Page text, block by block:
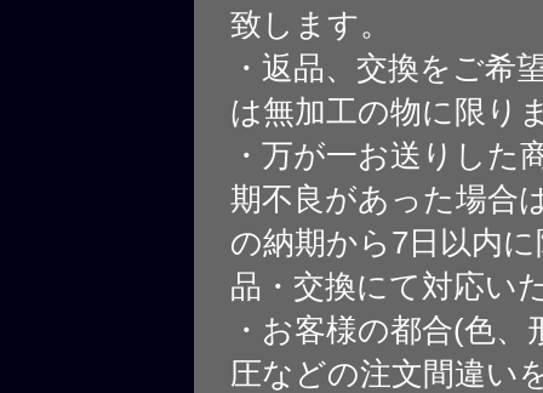
致します。
・返品、交換をご希
は無加工の物に限り
・万が一お送りした
期不良があった場合
の納期から7日以内
品・交換にて対応い
・お客様の都合(色、
圧などの注文間違い